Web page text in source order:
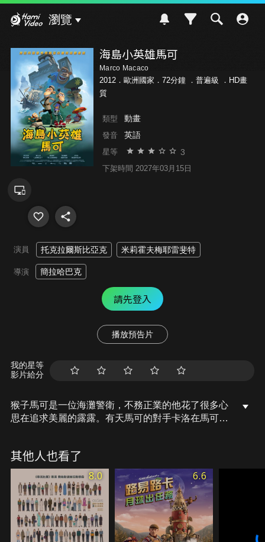
瀏覽
海島小英雄馬可
Marco Macaco
2012．歐洲國家．72分鐘 ． 普遍級
．HD畫
質
類型 動畫
發音 英語
星等 3
下架時間 2027年03月15日
演員 托克拉爾斯比亞克 米莉霍夫梅耶雷斐特
導演 簡拉哈巴克
請先登入
播放預告片
我的星等
影片給分
猴子馬可是一位海灘警衛，不務正業的他花了很多心
思在追求美麗的露露。有天馬可的對手卡洛在馬可管
這傢伙居然打算霸佔整個島嶼並強迫露露嫁給他！馬
可該如何對付這強大的敵人呢？
其他人也看了
8.0 6.6